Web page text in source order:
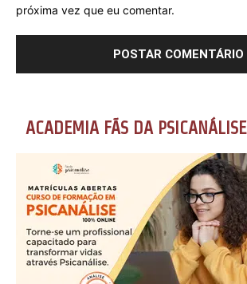
próxima vez que eu comentar.
ACADEMIA FÃS DA PSICANÁLISE